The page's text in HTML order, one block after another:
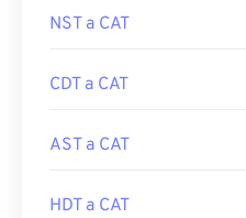
NST a CAT
CDT a CAT
AST a CAT
HDT a CAT